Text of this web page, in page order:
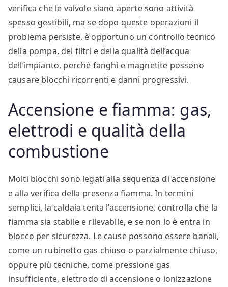
verifica che le valvole siano aperte sono attività
spesso gestibili, ma se dopo queste operazioni il
problema persiste, è opportuno un controllo tecnico
della pompa, dei filtri e della qualità dell’acqua
dell’impianto, perché fanghi e magnetite possono
causare blocchi ricorrenti e danni progressivi.
Accensione e fiamma: gas,
elettrodi e qualità della
combustione
Molti blocchi sono legati alla sequenza di accensione
e alla verifica della presenza fiamma. In termini
semplici, la caldaia tenta l’accensione, controlla che la
fiamma sia stabile e rilevabile, e se non lo è entra in
blocco per sicurezza. Le cause possono essere banali,
come un rubinetto gas chiuso o parzialmente chiuso,
oppure più tecniche, come pressione gas
insufficiente, elettrodo di accensione o ionizzazione